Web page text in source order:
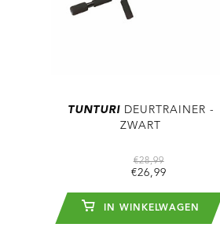
TUNTURIDEURTRAINER -
ZWART
€28,99
€26,99
IN WINKELWAGEN